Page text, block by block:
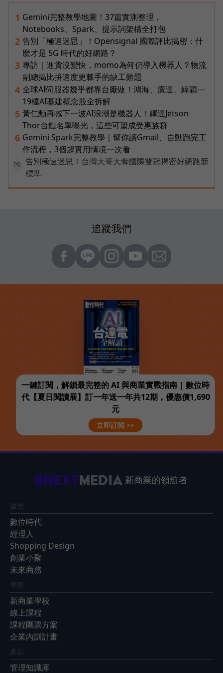
1 Gemini完整教學地圖！37篇實測整理，
Notebooks、Spark、提示詞架構全打包
2 告別「極速迷思」！Opensignal 國際評比揭密：什
麼才是 5G 時代的好網路？
3 專訪｜進貨沒變快，momo為何仍導入機器人？物流
副總揭比拚速度更棘手的缺工難題
4 全球AI伺服器幾乎都靠台廠做！鴻海、廣達、緯穎⋯
19檔AI基建概念股全拆解
5 黃仁勳再喊下一波AI浪潮是機器人！輝達Jetson
Thor台鏈名單曝光，這些可望成受惠族群
6 Gemini Spark完整教學｜幫你讀Gmail、自動跑完工
作流程，3個超實用情境一次看
PR
告別極速迷思！台灣大哥大奪國際雙冠揭密好網路新
標準
追蹤我們
一鍵訂閱，解鎖最完整的 AI 與商業實戰指南 | 數位時
代【夏日閱讀展】訂一年送一年共12期，優惠價1,690
元
立即訂閱 >>
新商業的領航者
媒體
數位時代
經理人
Shopping Design
創業小聚
未來商務
學習
新商業學校
線上課程
課程團票方案
企業內訓計畫
產品
管理知識庫